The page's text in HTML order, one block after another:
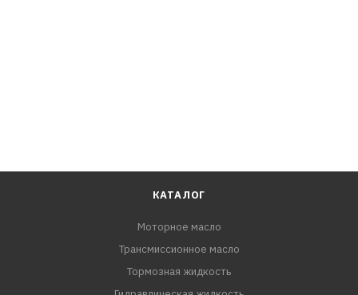
КАТАЛОГ
Моторное масло
Трансмиссионное масло
Тормозная жидкость